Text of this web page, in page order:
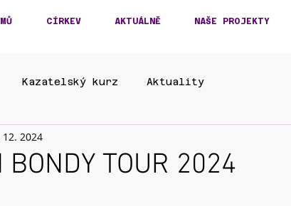
CÍRKEV AKTUÁLNĚ NAŠE PROJEKTY
Kazatelský kurz Aktuality
BONDY TOUR 2024
12. 2024